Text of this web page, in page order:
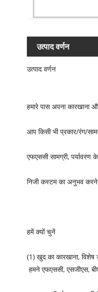
उत्पाद वर्णन
उत्पाद वर्णन
हमारे पास अपना
आप किसी भी प्रकार/रंग/
एफएससी सामग्री,
निजी कस्टम का अनुभव
हमें क्यों चुनें
(1) खुद का कारखाना,
हमने एफएससी, एसजीएस,